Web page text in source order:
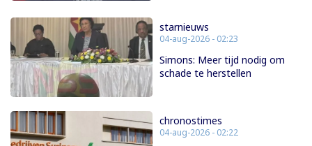
starnieuws
04-aug-2026 - 02:23
Simons: Meer tijd nodig om
schade te herstellen
chronostimes
04-aug-2026 - 02:22